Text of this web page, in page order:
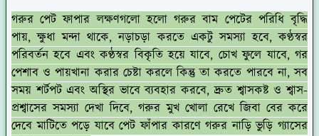
গরুর পেট ফাপার লক্ষণগলো হলো গরুর বাম পেটের পরিধি বৃদ্ধি
পায়, ক্ষুধা মন্দা থাকে, নড়াচড়া করতে একটু সমস্যা হবে, কণ্ঠস্বর
পরিবর্তন হবে এবং কণ্ঠস্বর বিকৃতি হয়ে যাবে, চোখ ফুলে যাবে, গর
পেশাব ও পায়খানা করার চেষ্টা করলে কিন্তু তা করতে পারবে না, সব
সময় শর্টপট এবং অস্থির ভাবে ব্যবহার করবে, দ্রুত শ্বাসকষ্ট ও শ্বাস-
প্রশ্বাসের সমস্যা দেখা দিবে, গরুর মুখ খোলা রেখে জিবা বের করে
দেবে মাটিতে পড়ে যাবে পেট ফাঁপার কারণে গরুর নাড়ি ভুড়ি গ্যাসের